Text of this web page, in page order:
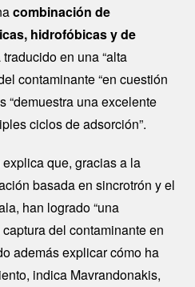
combinación de
hidrofóbicas y de
traducido en una “alta
contaminante “en cuestión
“demuestra una excelente
ciclos de adsorción”.
que, gracias a la
basada en sincrotrón y el
han logrado “una
del contaminante en
además explicar cómo ha
indica Mavrandonakis,